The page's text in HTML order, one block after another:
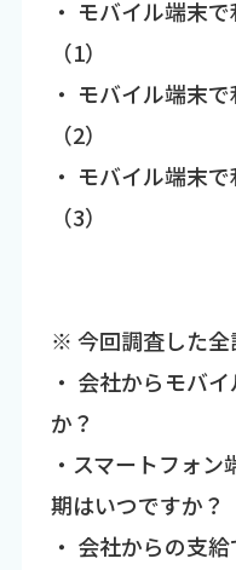
・ モバイル端末
（1）
・ モバイル端末
（2）
・ モバイル端末
（3）
※ 今回調査した全
・ 会社からモバ
か？
・スマートフォ
期はいつですか？
・ 会社からの支